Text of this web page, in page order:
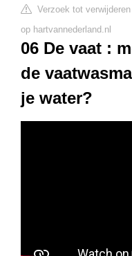
Verzoek tot
op hartvannederland.nl
06 De vaat :
de
je water?